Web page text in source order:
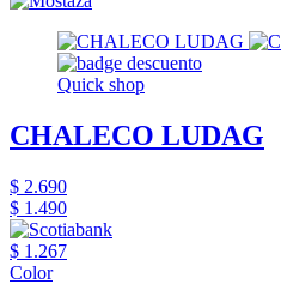
Quick shop
CHALECO LUDAG
$ 2.690
$ 1.490
$ 1.267
Color